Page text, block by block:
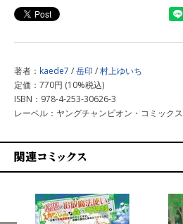
著者： kaede7 /岳印 /村上ゆいち
定価：770円 (10%税込)
ISBN：978-4-253-30626-3
レーベル：ヤングチャンピオン・コミックス